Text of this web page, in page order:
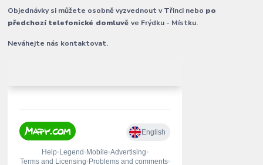
Objednávky si můžete osobně vyzvednout v Třinci nebo po
předchozí telefonické domluvěve Frýdku - Místku.
Neváhejte nás kontaktovat.